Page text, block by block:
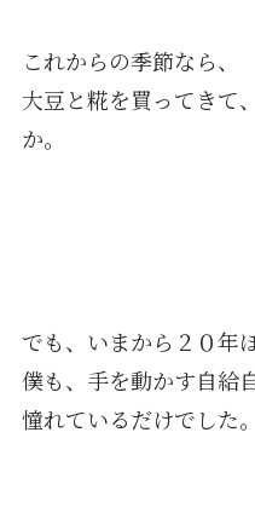
これからの季節なら、
大豆と糀を買ってきて
か。
でも、いまから２０年
僕も、手を動かす自給
憧れているだけでした。